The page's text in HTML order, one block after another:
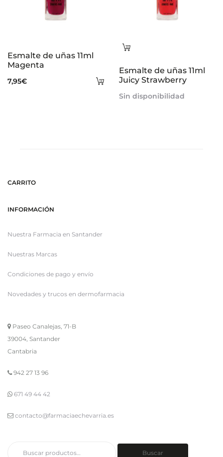
Añadir
Esmalte de uñas 11ml
Magenta
7,95€
Leer
Esmalte de uñas 11ml
Juicy Strawberry
Sin disponibilidad
CARRITO
INFORMACIÓN
Nuestra Farmacia en Santander
Nuestras Marcas
Condiciones de pago y envío
Novedades y trucos en dermofarmacia
Paseo Canalejas, 71-B
39004, Santander
Cantabria
942 27 13 96
671 49 44 42
contacto@farmaciaechevarria.es
Buscar